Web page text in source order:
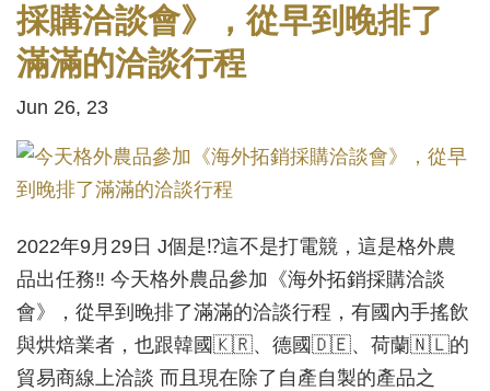
採購洽談會》，從早到晚排了
滿滿的洽談行程
Jun 26, 23
2022年9月29日 J個是⁉️這不是打電競，這是格外農
品出任務‼️ 今天格外農品參加《海外拓銷採購洽談
會》，從早到晚排了滿滿的洽談行程，有國內手搖飲
與烘焙業者，也跟韓國🇰🇷、德國🇩🇪、荷蘭🇳🇱的
貿易商線上洽談 而且現在除了自產自製的產品之